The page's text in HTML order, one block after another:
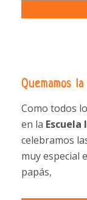
Quemamos
Como todos
en la
celebramos
muy especial
papás,